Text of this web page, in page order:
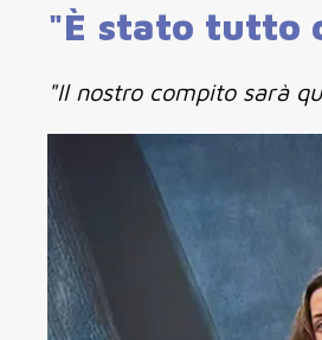
"È stato tutto
"Il nostro compito sarà